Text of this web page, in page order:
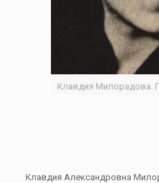
Клавдия Милорадова.
Клавдия Александровна